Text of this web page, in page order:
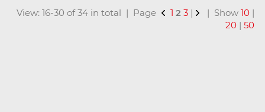
View: 16-30 of 34 in total | Page
1 2 3 | | Show10 |
20 |50